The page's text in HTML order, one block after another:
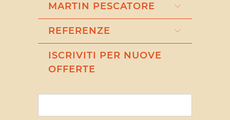
MARTIN PESCATORE
REFERENZE
ISCRIVITI PER NUOVE
OFFERTE